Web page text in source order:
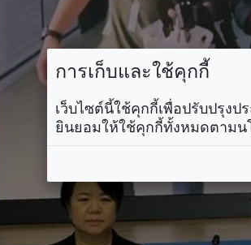
การเก็บและใช้คุกกี้
เว็บไซต์นี้ใช้คุกกี้เพื่อปรับปรุง
ยินยอมให้ใช้คุกกี้ทั้งหมดตามน